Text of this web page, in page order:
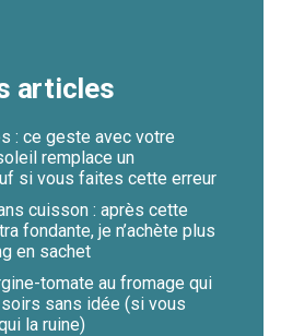
articles
: ce geste avec votre
remplace un
si vous faites cette erreur
cuisson : après cette
fondante, je n’achète plus
en sachet
tomate au fromage qui
sans idée (si vous
la ruine)